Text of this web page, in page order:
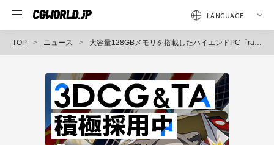
TOP ニュース 大容量128GBメモリを搭載したハイエンドPC「raytrek 128」販売開始（サードウェーブデジノス）